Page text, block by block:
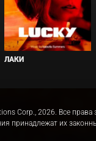
ЛАКИ
Corp., 2026. Все
принадлежат их